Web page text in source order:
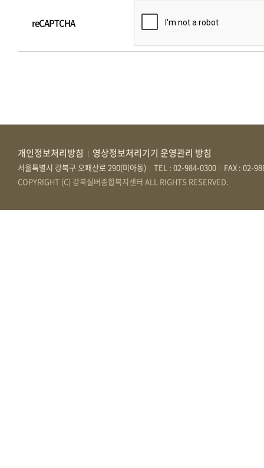
reCAPTCHA
개인정보처리방침 영상정보처리기기 운영관리 방침
서울특별시 강북구 오패산로 290(미아동) | TEL : 02-984-0300 | FAX : 02-
COPYRIGHT (C) 강북실버종합복지센터 ALL RIGHTS RESERVED.